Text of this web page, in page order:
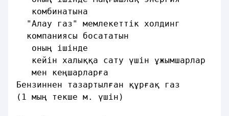
комбинатына
"Алау газ" мемлекеттік холдинг
компаниясы босататын
оның iшiнде
кейiн халыққа сату үшiн ұжымшарлар
мен кеңшарларға
Бензиннен тазартылған құрғақ газ
(1 мың текше м. үшiн)